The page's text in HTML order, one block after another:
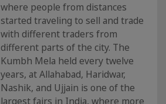
where people from distances
started traveling to sell and trade
with different traders from
different parts of the city. The
Kumbh Mela held every twelve
years, at Allahabad, Haridwar,
Nashik, and Ujjain is one of the
largest fairs in India, where more